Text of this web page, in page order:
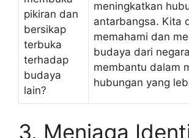
pikiran dan
bersikap
terbuka
terhadap
budaya
lain?
meningkatkan
antarbangsa. Kita
memahami dan
budaya dari
membantu dalam
hubungan yang
3. Menjaga